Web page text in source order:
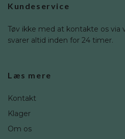
Kundeservice
Tøv ikke med at kontakte os via
svarer altid inden for 24 timer.
Læs mere
Kontakt
Klager
Om os